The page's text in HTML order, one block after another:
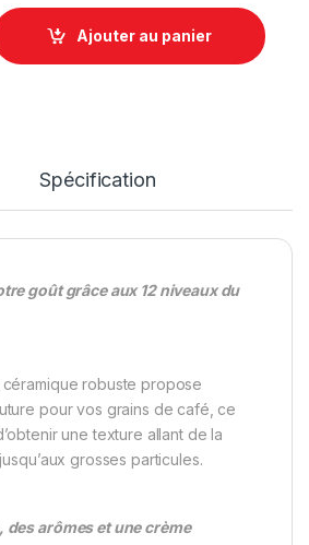
Ajouter au panier
Spécification
goût grâce aux 12 niveaux du
robuste propose
pour vos grains de café, ce
une texture allant de la
grosses particules.
des arômes et une crème